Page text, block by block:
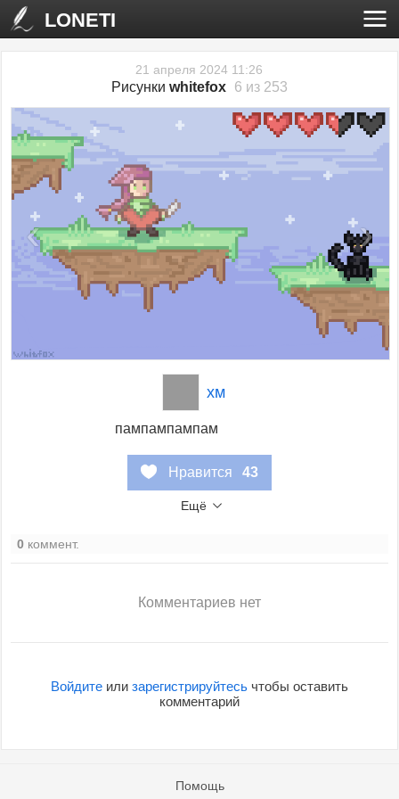
LONETI
21 апреля 2024 11:26
Рисунки whitefox 6 из 253
‹ ›
хм
пампампампам
Нравится 43
Ещё
0 коммент.
Комментариев нет
Войдитеили зарегистрируйтесьчтобы оставить
комментарий
Помощь